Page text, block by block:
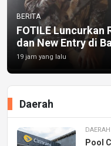
BERITA
FOTILE Luncurkan
dan New Entry di
19 jam yang lalu
Daerah
DAERAH
Pool